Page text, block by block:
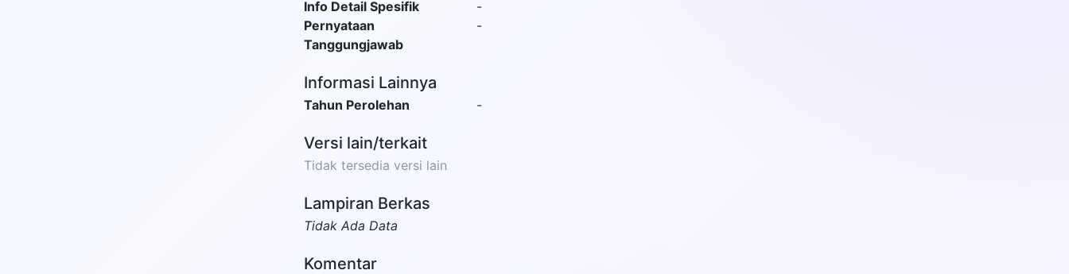
Info Detail Spesifik
-
Pernyataan
Tanggungjawab
-
Informasi Lainnya
Tahun Perolehan -
Versi lain/terkait
Tidak tersedia versi lain
Lampiran Berkas
Tidak Ada Data
Komentar